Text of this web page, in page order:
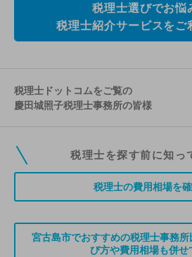
税理士選びでお悩
税理士紹介サービスをご
税理士ドットコムをご覧の
慶田城照子税理士事務所の皆様
税理士ドットコムの無料会員にご登録いただく
ていただくことができます。また、税理士をお
無料登録のご案内は
税理士を探す前に知っ
税理士の費用相場を
宮古島市でおすすめの税理士事務
び方や費用相場も併せ